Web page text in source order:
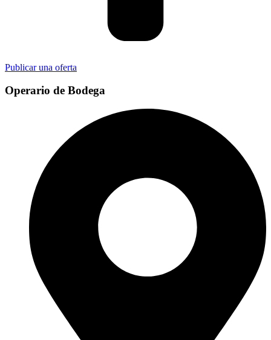
Publicar una oferta
Operario de Bodega